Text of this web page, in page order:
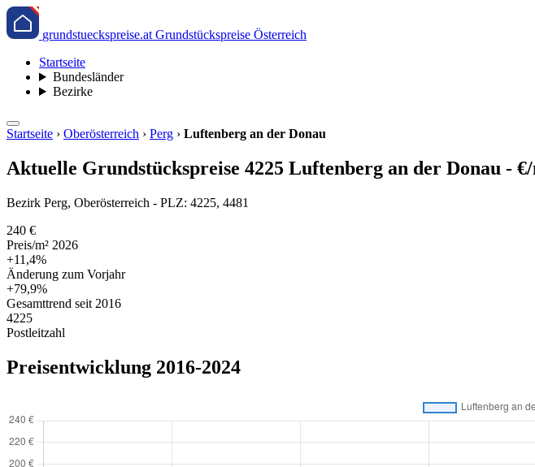
grundstueckspreise.at Grundstückspreise Österreich
Startseite
Bundesländer
Bezirke
Startseite › Oberösterreich › Perg › Luftenberg an der Donau
Aktuelle Grundstückspreise 4225 Luftenberg an der Donau - €/
Bezirk Perg, Oberösterreich - PLZ: 4225, 4481
240 €
Preis/m² 2026
+11,4%
Änderung zum Vorjahr
+79,9%
Gesamttrend seit 2016
4225
Postleitzahl
Preisentwicklung 2016-2024